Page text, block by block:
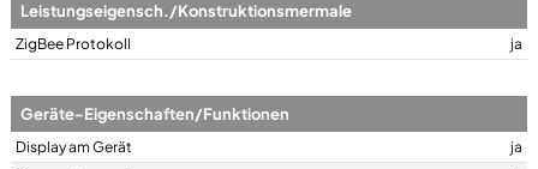
Leistungseigensch./Konstruktionsmermale
ZigBee Protokoll ja
Geräte-Eigenschaften/Funktionen
Display am Gerät
ja